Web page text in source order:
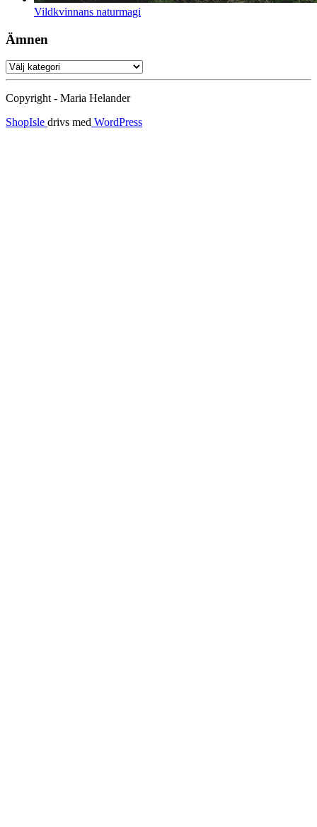
Vildkvinnans naturmagi
Ämnen
Ämnen
Copyright - Maria Helander
ShopIsle drivs med WordPress